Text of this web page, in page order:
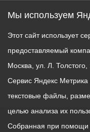
Мы используем
Этот сайт использует
предоставляемый
Москва, ул. Л.
Сервис Яндекс Метрика
текстовые файлы,
целью анализа их
Собранная при